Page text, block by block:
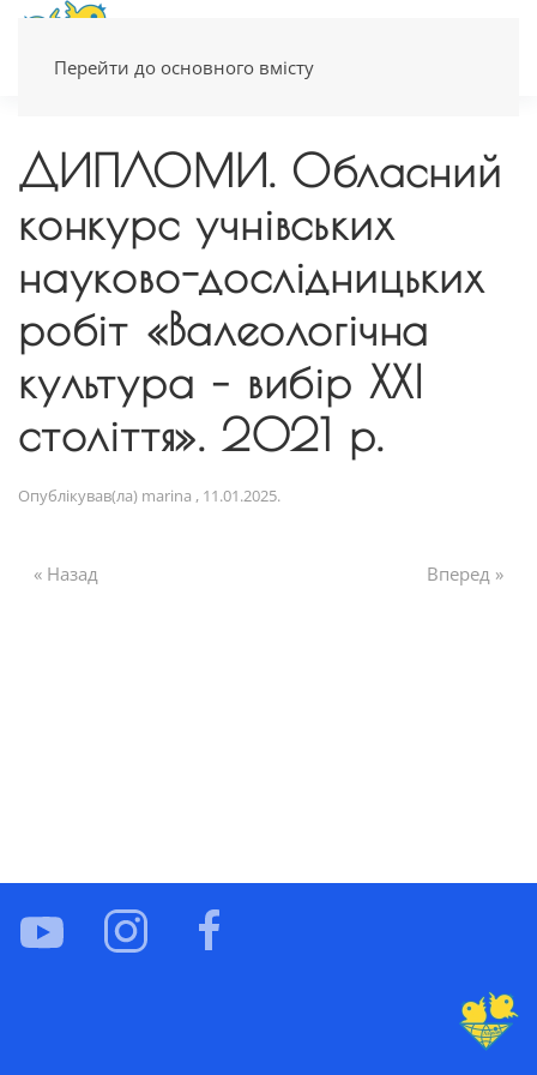
Перейти до основного вмісту
ДИПЛОМИ. Обласний
конкурс учнівських
науково-дослідницьких
робіт «Валеологічна
культура – вибір ХХІ
століття». 2021 р.
Опублікував(ла) marina , 11.01.2025.
« Назад Вперед »